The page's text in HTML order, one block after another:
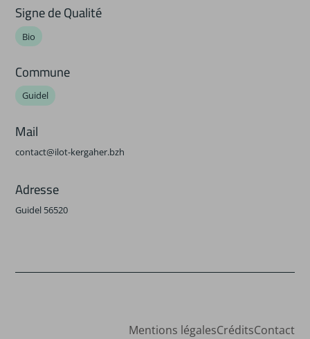
Signe de Qualité
Bio
Commune
Guidel
Mail
contact@ilot-kergaher.bzh
Adresse
Guidel 56520
Mentions légalesCréditsContact